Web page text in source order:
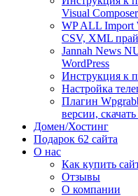
Visual Composer
WP ALL Import
CSV, XML
Jannah News
WordPress
Инструкция к
Настройка
Плагин
версии,
Домен/Хостинг
Подарок 62 сайта
О нас
Как купить
Отзывы
О компании